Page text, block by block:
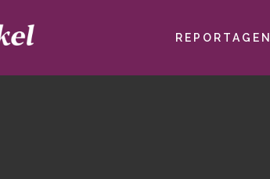
PRIMÄR-
REPORTAGEN